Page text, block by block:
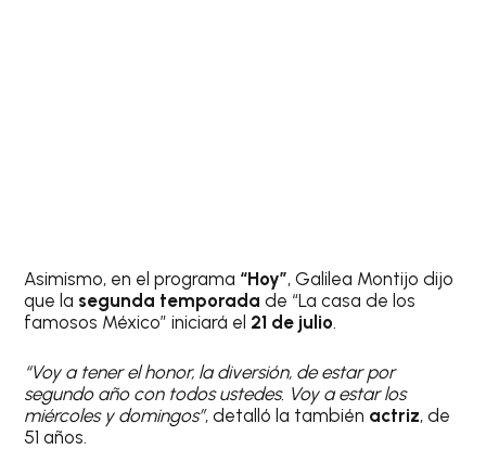
Asimismo, en el programa “Hoy”, Galilea Montijo dijo
que la segunda temporada de “La casa de los
famosos México” iniciará el 21 de julio.
“Voy a tener el honor, la diversión, de estar por
segundo año con todos ustedes. Voy a estar los
miércoles y domingos”, detalló la también actriz, de
51 años.